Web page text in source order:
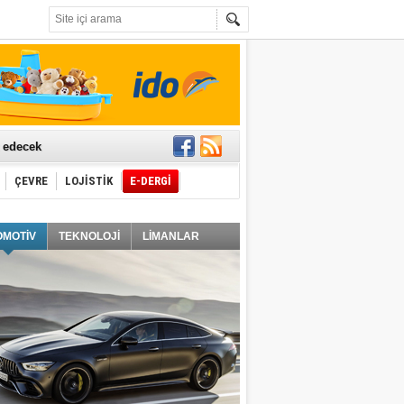
ÇEVRE LOJİSTİK E-DERGİ
TEKNOLOJİ LİMANLAR